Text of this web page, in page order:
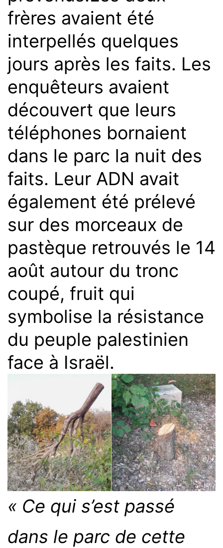
frères avaient été
interpellés quelques
jours après les faits. Les
enquêteurs avaient
découvert que leurs
téléphones bornaient
dans le parc la nuit des
faits. Leur ADN avait
également été prélevé
sur des morceaux de
pastèque retrouvés le 14
août autour du tronc
coupé, fruit qui
symbolise la résistance
du peuple palestinien
face à Israël.
« Ce qui s’est passé
dans le parc de cette